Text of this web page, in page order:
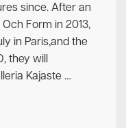
since. After an
Form in 2013,
in Paris,and the
they will
Kajaste …